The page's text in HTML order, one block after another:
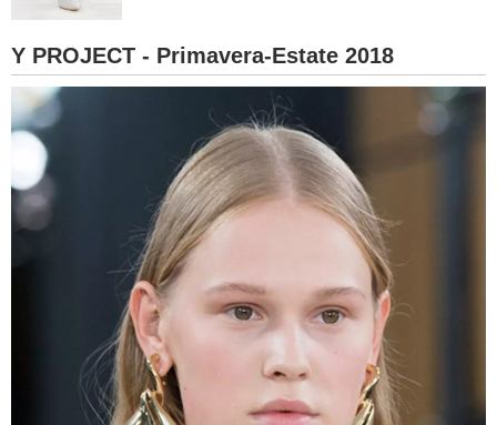
DIETA
GUIDE
FORUM
Y PROJECT - Primavera-Estate 2018